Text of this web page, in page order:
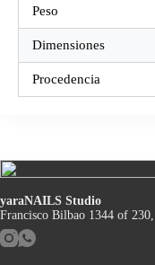
Peso
Dimensiones
Procedencia
yaraNAILS Studio
Francisco Bilbao 1344 of